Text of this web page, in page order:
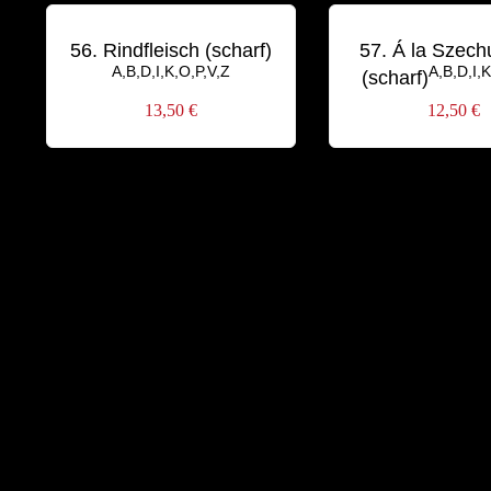
56. Rindfleisch (scharf)
A,B,D,I,K,O,P,V,Z
13,50 €
57. Á la
(scharf)
12,50 €